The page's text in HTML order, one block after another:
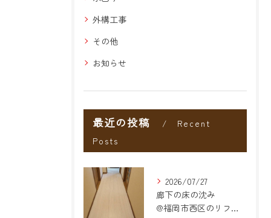
外構工事
その他
お知らせ
最近の投稿
Recent
Posts
2026/07/27
廊下の床の沈み
@福岡市西区のリフォーム